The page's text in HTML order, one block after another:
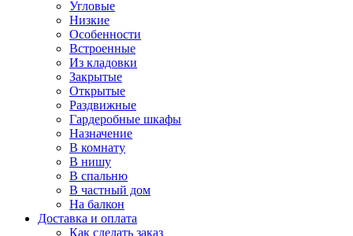
Угловые
Низкие
Особенности
Встроенные
Из кладовки
Закрытые
Открытые
Раздвижные
Гардеробные шкафы
Назначение
В комнату
В нишу
В спальню
В частный дом
На балкон
Доставка и оплата
Как сделать заказ